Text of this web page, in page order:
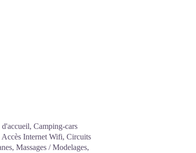
Camping-cars
Accès Internet Wifi, Circuits
Massages / Modelages,